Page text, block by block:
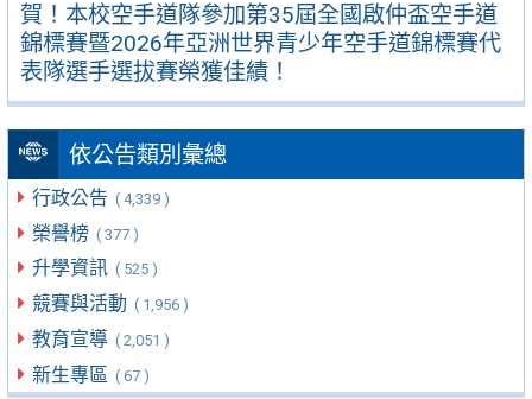
賀！本校空手道隊參加第35屆全國啟仲盃空手道
錦標賽暨2026年亞洲世界青少年空手道錦標賽代
表隊選手選拔賽榮獲佳績！
依公告類別彙總
行政公告 ( 4,339 )
榮譽榜 ( 377 )
升學資訊 ( 525 )
競賽與活動 ( 1,956 )
教育宣導 ( 2,051 )
新生專區 ( 67 )